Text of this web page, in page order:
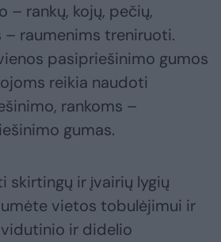
– rankų, kojų, pečių,
– raumenims treniruoti.
pasipriešinimo gumos
reikia naudoti
rankoms –
gumas.
skirtingų ir įvairių lygių
vietos tobulėjimui ir
ir didelio